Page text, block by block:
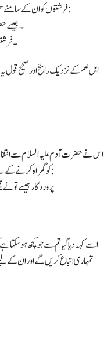
فرشتوں کو ان کے سامنے سجدہ کرنے کا حکم دیا اور اپنی قدرت کے اسرارو حکمت کے عجائب ان پر کھولے تو ان تمام امور میں:
۱۔ جیسے
۲۔
اہل علم کے نزدیک راجح اور صحیح قول
اس نے حضرت آدم علیہ السلام سے
کو گمراہ کرنے کے لیے مانگی تھی اور اپنے اس مقصد کا اظہار اس نے کسی لگی لپٹی کے بغیر کر دیا تھا۔ اس نے کہا تھا:
“پروردگار جیسے تو
اسے کہہ دیا گیا تم سے جو کچھ ہو
تمہاری اتباع کریں گے اور ان